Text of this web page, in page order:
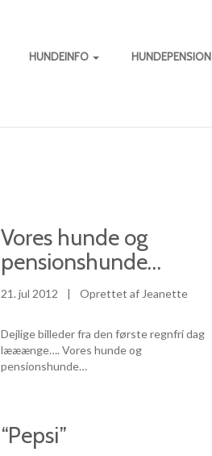
HUNDEINFO HUNDEPENSION
Vores hunde og
pensionshunde…
21. jul 2012 | Oprettet af Jeanette
Dejlige billeder fra den første regnfri dag
lææænge…. Vores hunde og
pensionshunde…
“Pepsi”